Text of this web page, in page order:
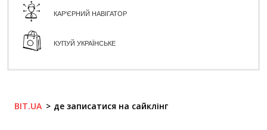
КАР'ЄРНИЙ НАВІГАТОР
КУПУЙ УКРАЇНСЬКЕ
BIT.UA де записатися на сайклінг